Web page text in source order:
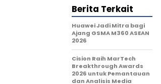
Berita Terkait
Huawei Jadi Mitra bagi
Ajang GSMA M360 ASEAN
2026
Cision Raih MarTech
Breakthrough Awards
2026 untuk Pemantauan
dan Analisis Media